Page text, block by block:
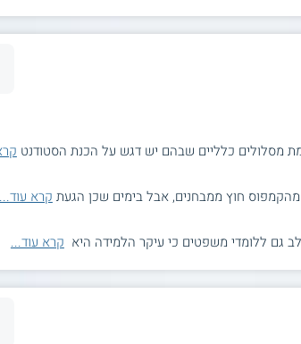
מסלולים כלליים שבהם יש דגש על הכנת הסטודנט
מהקמפוס חוץ ממבחנים, אבל בימים שכן הגעת קרא
גם ללומדי משפטים כי עיקר הלמידה היא קרא עוד...